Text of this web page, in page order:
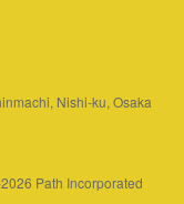
Nishi-ku, Osaka
Path Incorporated